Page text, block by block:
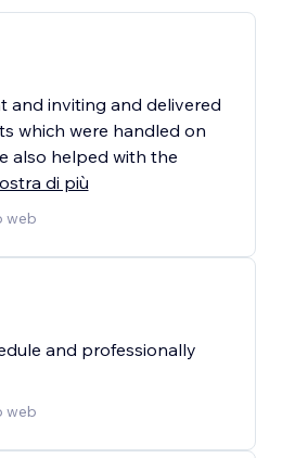
and inviting and delivered
which were handled on
also helped with the
di più
web
and professionally
web